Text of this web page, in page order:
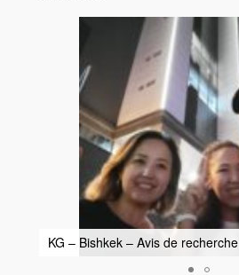
KG – Bishkek – Avis de recherche